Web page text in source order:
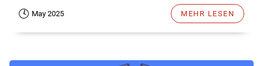
May 2025 MEHR LESEN